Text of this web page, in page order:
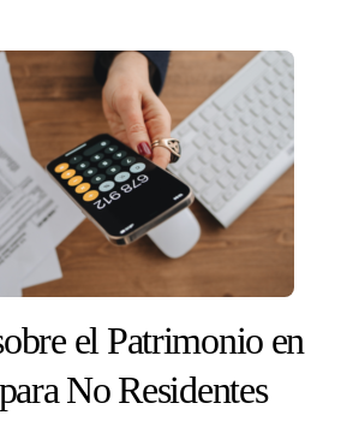
el Patrimonio en
No Residentes